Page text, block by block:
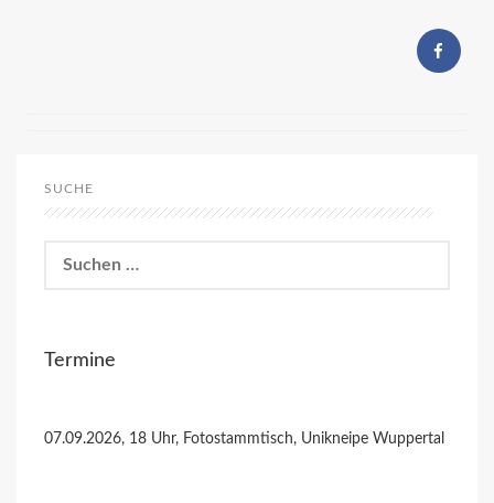
SUCHE
nach:
Termine
07.09.2026, 18 Uhr, Fotostammtisch, Unikneipe Wuppertal